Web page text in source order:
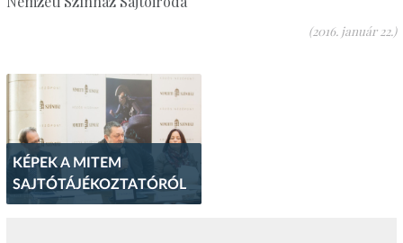
(2016. január 22.)
KÉPEK A MITEM
SAJTÓTÁJÉKOZTATÓRÓL